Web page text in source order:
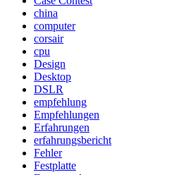
china
computer
corsair
cpu
Design
Desktop
DSLR
empfehlung
Empfehlungen
Erfahrungen
erfahrungsbericht
Fehler
Festplatte